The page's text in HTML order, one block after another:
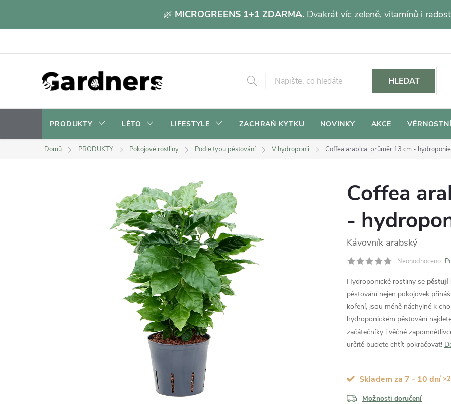
🌿 MICROGREENS 1+1 ZDARMA. Dvakrát víc zeleně, vitamínů i
HLEDAT
PRODUKTY LÉTO LIFESTYLE ZACHRAŇ KYTKU NOVINKY AKCE
Domů PRODUKTY Pokojové rostliny Podle typu pěstování V hydroponii Coffea arabica, průměr 13 cm - hydroponie
Coffea
-
Kávovník arabský
Neohodnoceno
Hydroponické rostliny se pěstují
pěstování nejen pokojovek
koření, jsou méně náchylné k
hydroponickém pěstování
začátečníky i věčné
určitě budete chtít pokračovat!
Skladem za 7 - 10 dní
Možnosti doručení